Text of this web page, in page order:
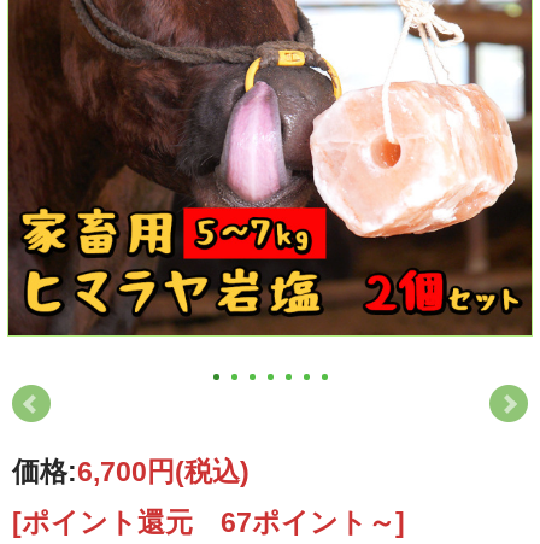
価格:6,700円(税込)
[ポイント還元 67ポイント～]